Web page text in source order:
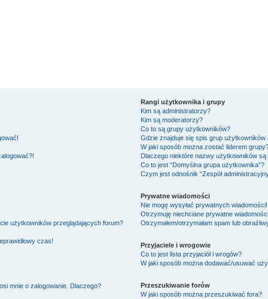
użytkowników przeglądających forum?
czas!
mnie o zalogowanie. Dlaczego?
Rangi użytkownika i grupy
Kim są administratorzy?
Kim są moderatorzy?
Co to są grupy użytkowników?
Gdzie znajduje się spis grup użytkowników
W jaki sposób można zostać liderem
Dlaczego niektóre nazwy użytkowników
Co to jest “Domyślna grupa użytkownika”?
Czym jest odnośnik “Zespół
Prywatne wiadomości
Nie mogę wysyłać prywatnych wiadomości!
Otrzymuję niechciane prywatne
Otrzymałem/otrzymałam spam lub
Przyjaciele i wrogowie
Co to jest lista przyjaciół i wrogów?
W jaki sposób można dodawać/usuwać
Przeszukiwanie forów
W jaki sposób można przeszukiwać fora?